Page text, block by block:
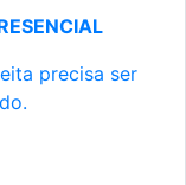
precisa ser